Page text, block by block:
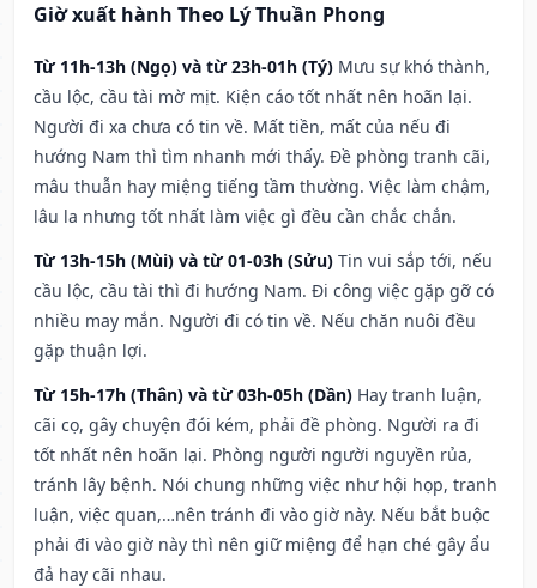
Giờ xuất hành Theo Lý Thuần Phong
Từ 11h-13h (Ngọ) và từ 23h-01h (Tý) Mưu sự khó thành,
cầu lộc, cầu tài mờ mịt. Kiện cáo tốt nhất nên hoãn lại.
Người đi xa chưa có tin về. Mất tiền, mất của nếu đi
hướng Nam thì tìm nhanh mới thấy. Đề phòng tranh cãi,
mâu thuẫn hay miệng tiếng tầm thường. Việc làm chậm,
lâu la nhưng tốt nhất làm việc gì đều cần chắc chắn.
Từ 13h-15h (Mùi) và từ 01-03h (Sửu) Tin vui sắp tới, nếu
cầu lộc, cầu tài thì đi hướng Nam. Đi công việc gặp gỡ có
nhiều may mắn. Người đi có tin về. Nếu chăn nuôi đều
gặp thuận lợi.
Từ 15h-17h (Thân) và từ 03h-05h (Dần) Hay tranh luận,
cãi cọ, gây chuyện đói kém, phải đề phòng. Người ra đi
tốt nhất nên hoãn lại. Phòng người người nguyền rủa,
tránh lây bệnh. Nói chung những việc như hội họp, tranh
luận, việc quan,…nên tránh đi vào giờ này. Nếu bắt buộc
phải đi vào giờ này thì nên giữ miệng để hạn ché gây ẩu
đả hay cãi nhau.